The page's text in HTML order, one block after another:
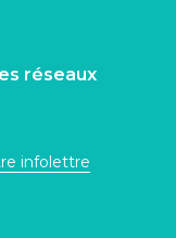
réseaux
infolettre